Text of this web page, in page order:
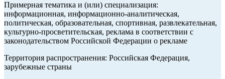
Примерная тематика и (или) специализация:
информационная, информационно-аналитическая,
политическая, образовательная, спортивная, развлекательная,
культурно-просветительская, реклама в соответствии с
законодательством Российской Федерации о рекламе
Территория распространения: Российская Федерация,
зарубежные страны